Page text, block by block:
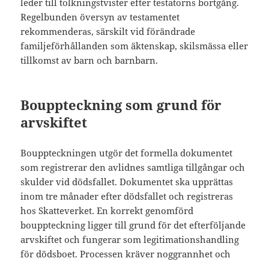
leder till tolkningstvister efter testatorns bortgång.
Regelbunden översyn av testamentet
rekommenderas, särskilt vid förändrade
familjeförhållanden som äktenskap, skilsmässa eller
tillkomst av barn och barnbarn.
Bouppteckning som grund för
arvskiftet
Bouppteckningen utgör det formella dokumentet
som registrerar den avlidnes samtliga tillgångar och
skulder vid dödsfallet. Dokumentet ska upprättas
inom tre månader efter dödsfallet och registreras
hos Skatteverket. En korrekt genomförd
bouppteckning ligger till grund för det efterföljande
arvskiftet och fungerar som legitimationshandling
för dödsboet. Processen kräver noggrannhet och